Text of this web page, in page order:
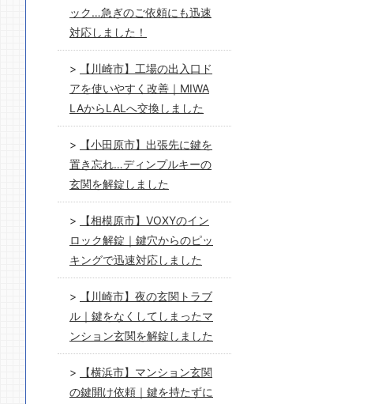
ック…急ぎのご依頼にも迅速
対応しました！
【川崎市】工場の出入口ド
アを使いやすく改善｜MIWA
LAからLALへ交換しました
【小田原市】出張先に鍵を
置き忘れ…ディンプルキーの
玄関を解錠しました
【相模原市】VOXYのイン
ロック解錠｜鍵穴からのピッ
キングで迅速対応しました
【川崎市】夜の玄関トラブ
ル｜鍵をなくしてしまったマ
ンション玄関を解錠しました
【横浜市】マンション玄関
の鍵開け依頼｜鍵を持たずに